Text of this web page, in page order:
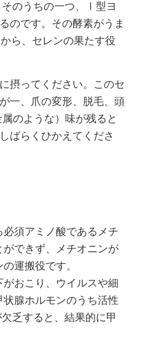
のうちの一つ、Ⅰ型ヨ
のです。その酵素がうま
ら、セレンの果たす役
摂ってください。このセ
一、爪の変形、脱毛、頭
のような）味が残ると
ばらくひかえてくださ
須アミノ酸であるメチ
できず、メチオニンが
運搬役です。
おこり、ウイルスや細
腺ホルモンのうち活性
乏すると、結果的に甲